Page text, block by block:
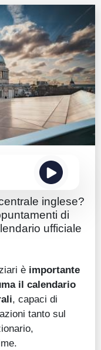
inglese?
di
ufficiale
è importante
il calendario
, capaci di
tanto sul